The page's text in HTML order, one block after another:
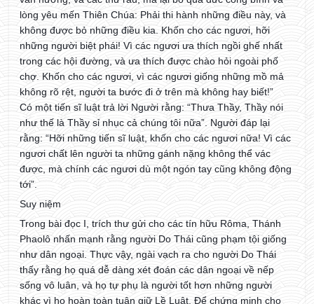
lòng yêu mến Thiên Chúa: Phải thi hành những điều này, và
không được bỏ những điều kia. Khốn cho các ngươi, hỡi
những người biệt phái! Vì các ngươi ưa thích ngồi ghế nhất
trong các hội đường, và ưa thích được chào hỏi ngoài phố
chợ. Khốn cho các ngươi, vì các ngươi giống những mồ mả
không rõ rệt, người ta bước đi ở trên mà không hay biết!”
Có một tiến sĩ luật trả lời Người rằng: “Thưa Thầy, Thầy nói
như thế là Thầy sỉ nhục cả chúng tôi nữa”. Người đáp lại
rằng: “Hỡi những tiến sĩ luật, khốn cho các ngươi nữa! Vì các
ngươi chất lên người ta những gánh nặng không thể vác
được, mà chính các ngươi dù một ngón tay cũng không động
tới”.
Suy niệm
Trong bài đọc I, trích thư gửi cho các tín hữu Rôma, Thánh
Phaolô nhấn mạnh rằng người Do Thái cũng phạm tội giống
như dân ngoại. Thực vậy, ngài vạch ra cho người Do Thái
thấy rằng họ quá dễ dàng xét đoán các dân ngoại về nếp
sống vô luân, và họ tự phụ là người tốt hơn những người
khác vì họ hoàn toàn tuân giữ Lề Luật. Để chứng minh cho